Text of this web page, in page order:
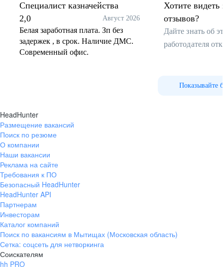
Специалист казначейства
2,0
Август 2026
Белая заработная плата. Зп без
задержек , в срок. Наличие ДМС.
Современный офис.
Хотите видеть
отзывов?
Дайте знать об
работодателя
Показывайте
HeadHunter
Размещение вакансий
Поиск по резюме
О компании
Наши вакансии
Реклама на сайте
Требования к ПО
Безопасный HeadHunter
HeadHunter API
Партнерам
Инвесторам
Каталог компаний
Поиск по вакансиям в Мытищах (Московская область)
Сетка: соцсеть для нетворкинга
Соискателям
hh PRO